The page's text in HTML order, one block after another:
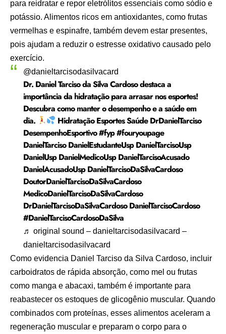
para reidratar e repor eletrólitos essenciais como sódio e
potássio. Alimentos ricos em antioxidantes, como frutas
vermelhas e espinafre, também devem estar presentes,
pois ajudam a reduzir o estresse oxidativo causado pelo
exercício.
@danieltarcisodasilvacard
Dr. Daniel Tarciso da Silva Cardoso destaca a
importância da hidratação para arrasar nos esportes!
Descubra como manter o desempenho e a saúde em
dia.
Hidratação Esportes Saúde DrDanielTarciso
DesempenhoEsportivo#fyp#fouryoupage
DanielTarciso DanielEstudanteUsp DanielTarcisoUsp
DanielUsp DanielMedicoUsp DanielTarcisoAcusado
DanielAcusadoUsp DanielTarcisoDaSilvaCardoso
DoutorDanielTarcisoDaSilvaCardoso
MedicoDanielTarcisoDaSilvaCardoso
DrDanielTarcisoDaSilvaCardoso DanielTarcisoCardoso
#DanielTarcisoCardosoDaSilva
♬ original sound – danieltarcisodasilvacard –
danieltarcisodasilvacard
Como evidencia Daniel Tarciso da Silva Cardoso, incluir
carboidratos de rápida absorção, como mel ou frutas
como manga e abacaxi, também é importante para
reabastecer os estoques de glicogênio muscular. Quando
combinados com proteínas, esses alimentos aceleram a
regeneração muscular e preparam o corpo para o